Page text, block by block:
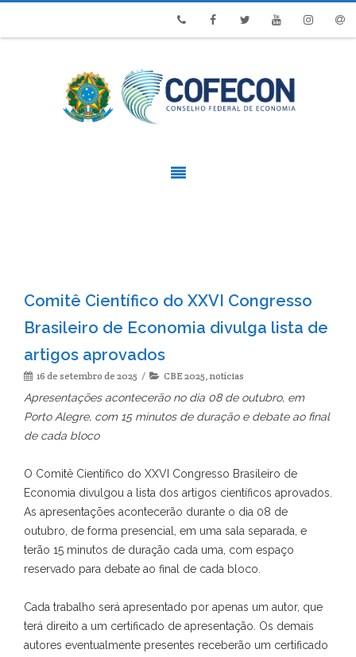
Comitê Científico do XXVI Congresso
Brasileiro de Economia divulga lista de
artigos aprovados
16 de setembro de 2025 CBE 2025, notícias
Apresentações acontecerão no dia 08 de outubro, em
Porto Alegre, com 15 minutos de duração e debate ao final
de cada bloco
O Comitê Científico do XXVI Congresso Brasileiro de
Economia divulgou a lista dos artigos científicos aprovados.
As apresentações acontecerão durante o dia 08 de
outubro, de forma presencial, em uma sala separada, e
terão 15 minutos de duração cada uma, com espaço
reservado para debate ao final de cada bloco.
Cada trabalho será apresentado por apenas um autor, que
terá direito a um certificado de apresentação. Os demais
autores eventualmente presentes receberão um certificado